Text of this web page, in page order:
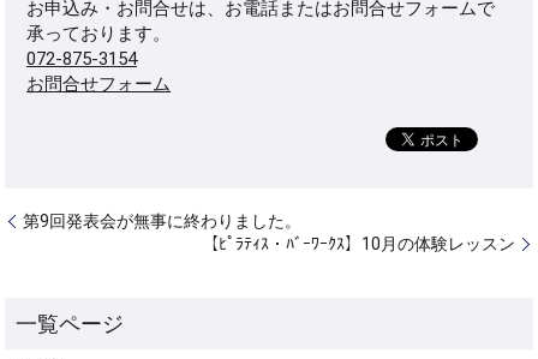
お申込み・お問合せは、お電話またはお問合せフォームで
承っております。
072-875-3154
お問合せフォーム
第9回発表会が無事に終わりました。
【ﾋﾟﾗﾃｨｽ・ﾊﾞｰﾜｰｸｽ】10月の体験レッスン